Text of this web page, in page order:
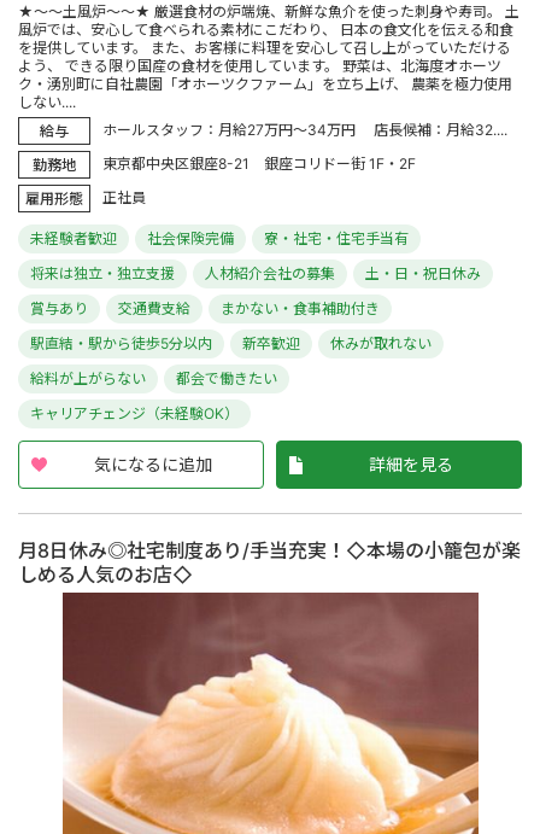
★～～土風炉～～★ 厳選食材の炉端焼、新鮮な魚介を使った刺身や寿司。 土
風炉では、安心して食べられる素材にこだわり、 日本の食文化を伝える和食
を提供しています。 また、お客様に料理を安心して召し上がっていただける
よう、 できる限り国産の食材を使用しています。 野菜は、北海度オホーツ
ク・湧別町に自社農園「オホーツクファーム」を立ち上げ、 農薬を極力使用
しない....
給与
ホールスタッフ：月給27万円～34万円 店長候補：月給32....
勤務地
東京都中央区銀座8-21 銀座コリドー街 1F・2F
雇用形態
正社員
未経験者歓迎 社会保険完備
寮・社宅・住宅手当有
将来は独立・独立支援
人材紹介会社の募集
土・日・祝日休み
賞与あり
交通費支給
まかない・食事補助付き
駅直結・駅から徒歩5分以内
新卒歓迎
休みが取れない
給料が上がらない
都会で働きたい
キャリアチェンジ（未経験OK）
気になるに追加 詳細を見る
月8日休み◎社宅制度あり/手当充実！◇本場の小籠包が楽
しめる人気のお店◇